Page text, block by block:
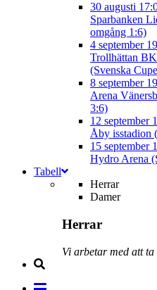
30 augusti
Sparbanken
omgång 1:6)
4 september
Trollhättan BK
(Svenska
8 september
Arena
3:6)
12 september
Åby isstadion
15 september
Hydro Arena
Tabell
Herrar
Damer
Herrar
Vi arbetar med att